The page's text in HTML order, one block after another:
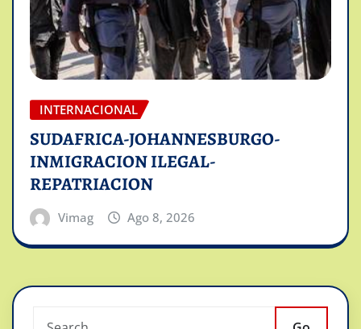
INTERNACIONAL
SUDAFRICA-JOHANNESBURGO-
INMIGRACION ILEGAL-
REPATRIACION
Vimag Ago 8, 2026